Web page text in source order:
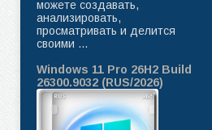
можете создавать,
анализировать,
просматривать и делится
своими ...
Windows 11 Pro 26H2 Build
26300.9032 (RUS/2026)